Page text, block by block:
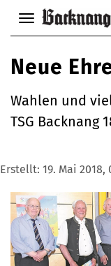
Navigation
anzeigen
verbergen
Neue
Wahlen und
TSG Backnang
Erstellt: 19. Mai 2018,